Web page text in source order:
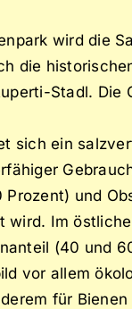
wird die
die
Stadl.
sich ein
und
wird. Im
(40 und
vor allem
für